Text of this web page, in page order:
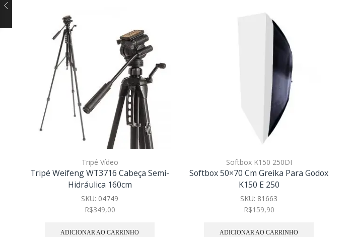
Tripé Vídeo
Tripé Weifeng WT3716 Cabeça Semi-
Hidráulica 160cm
SKU: 04749
R$349,00
ADICIONAR AO CARRINHO
Softbox K150 250DI
Softbox 50×70 Cm Greika Para Godox
K150 E 250
SKU: 81663
R$159,90
ADICIONAR AO CARRINHO